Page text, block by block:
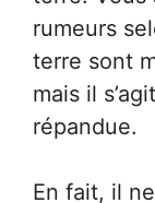
rumeurs
terre sont
mais il
répandue.
En fait, il